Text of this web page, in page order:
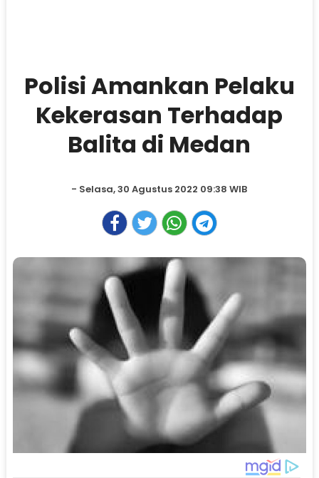
Polisi Amankan Pelaku
Kekerasan Terhadap
Balita di Medan
- Selasa, 30 Agustus 2022 09:38 WIB